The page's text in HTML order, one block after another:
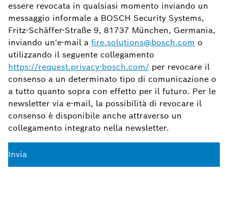
essere revocata in qualsiasi momento inviando un
messaggio informale a BOSCH Security Systems,
Fritz-Schäffer-Straße 9, 81737 München, Germania,
inviando un'e-mail a fire.solutions@bosch.com o
utilizzando il seguente collegamento
https://request.privacy-bosch.com/ per revocare il
consenso a un determinato tipo di comunicazione o
a tutto quanto sopra con effetto per il futuro. Per le
newsletter via e-mail, la possibilità di revocare il
consenso è disponibile anche attraverso un
collegamento integrato nella newsletter.
Invia